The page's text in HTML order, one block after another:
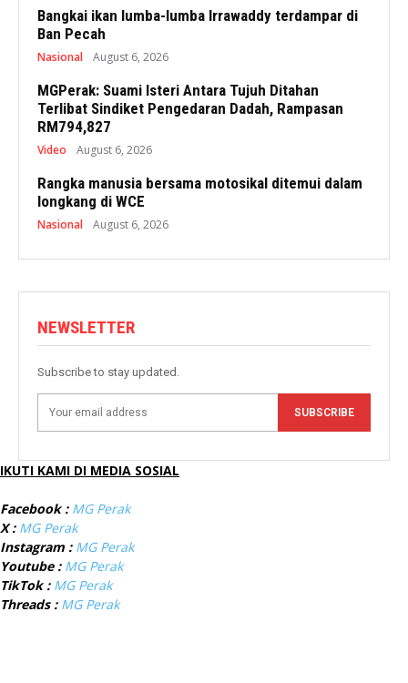
Bangkai ikan lumba-lumba Irrawaddy terdampar di
Ban Pecah
Nasional August 6, 2026
MGPerak: Suami Isteri Antara Tujuh Ditahan
Terlibat Sindiket Pengedaran Dadah, Rampasan
RM794,827
Video August 6, 2026
Rangka manusia bersama motosikal ditemui dalam
longkang di WCE
Nasional August 6, 2026
NEWSLETTER
Subscribe to stay updated.
SUBSCRIBE
IKUTI KAMI DI MEDIA SOSIAL
Facebook : MG Perak
X : MG Perak
Instagram : MG Perak
Youtube : MG Perak
TikTok : MG Perak
Threads : MG Perak